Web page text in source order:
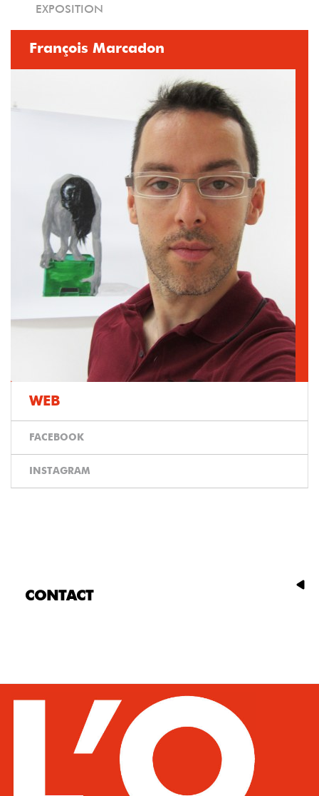
EXPOSITION
François Marcadon
WEB
FACEBOOK
INSTAGRAM
CONTACT